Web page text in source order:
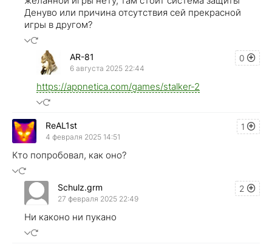
Денуво или причина отсутствия сей прекрасной
игры в другом?
0
AR-81
6 августа 2025 22:44
https://appnetica.com/games/stalker-2
1
ReAL1st
4 февраля 2025 14:51
Кто попробовал, как оно?
2
Schulz.grm
27 февраля 2025 22:49
Ни каконо ни пукано